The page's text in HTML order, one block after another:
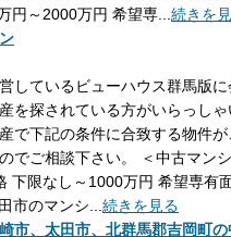
円～2000万円 希望専... 続きを
しているビューハウス群馬版
を探されている方がいらっし
で下記の条件に合致する物件
でご相談下さい。 ＜中古マン
下限なし～1000万円 希望専有
市のマンシ... 続きを見る
市、太田市、北群馬郡吉岡町